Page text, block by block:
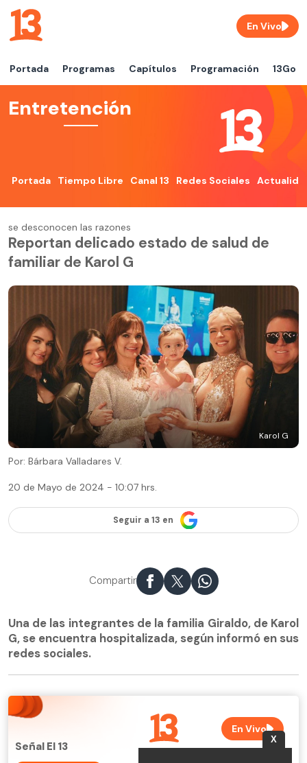
Portada Programas Capítulos Programación 13Go
En Vivo
Entretención
Portada Tiempo Libre Canal 13 Redes Sociales
se desconocen las razones
Reportan delicado estado de salud de
familiar de Karol G
Karol G
Por: Bárbara Valladares V.
20 de Mayo de 2024 - 10:07 hrs.
Seguir a 13 en
Compartir
Una de las integrantes de la familia Giraldo, de Karol
G, se encuentra hospitalizada, según informó en sus
redes sociales.
Señal El 13